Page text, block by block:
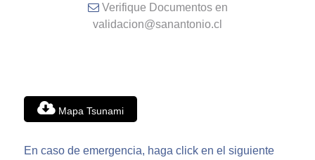
Verifique Documentos en
validacion@sanantonio.cl
Mapa Tsunami
En caso de emergencia, haga click en el siguiente